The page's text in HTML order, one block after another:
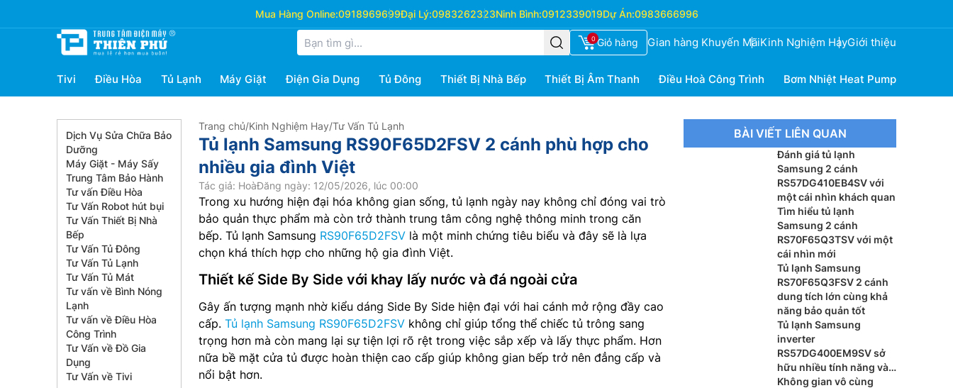
Mua Hàng Online:0918969699Đại Lý:0983262323Ninh Bình:0912339019Dự Án:0983666996
0 Giỏ hàng Gian hàng Khuyến MãiKinh Nghiệm HayGiới thiệu
Tivi Điều Hòa Tủ Lạnh Máy Giặt Điện Gia Dụng Tủ Đông Thiết Bị Nhà Bếp Thiết Bị Âm Thanh Điều Hoà Công Trình Bơm Nhiệt Heat Pump
Dịch Vụ Sửa Chữa Bảo
Dưỡng
Máy Giặt - Máy Sấy
Trung Tâm Bảo Hành
Tư vấn Điều Hòa
Tư Vấn Robot hút bụi
Tư Vấn Thiết Bị Nhà
Bếp
Tư Vấn Tủ Đông
Tư Vấn Tủ Lạnh
Tư Vấn Tủ Mát
Tư vấn về Bình Nóng
Lạnh
Tư vấn về Điều Hòa
Công Trình
Tư Vấn về Đồ Gia
Dụng
Tư Vấn về Tivi
Trang chủ/Kinh Nghiệm Hay/Tư Vấn Tủ Lạnh
Tủ lạnh Samsung RS90F65D2FSV 2 cánh phù hợp cho
nhiều gia đình Việt
Tác giả: HoàĐăng ngày: 12/05/2026, lúc 00:00
Trong xu hướng hiện đại hóa không gian sống, tủ lạnh ngày nay không chỉ đóng vai trò
bảo quản thực phẩm mà còn trở thành trung tâm công nghệ thông minh trong căn
bếp. Tủ lạnh Samsung RS90F65D2FSV là một minh chứng tiêu biểu và đây sẽ là lựa
chọn khá thích hợp cho những hộ gia đình Việt.
Thiết kế Side By Side với khay lấy nước và đá ngoài cửa
Gây ấn tượng mạnh nhờ kiểu dáng Side By Side hiện đại với hai cánh mở rộng đầy cao
cấp. Tủ lạnh Samsung RS90F65D2FSV không chỉ giúp tổng thể chiếc tủ trông sang
trọng hơn mà còn mang lại sự tiện lợi rõ rệt trong việc sắp xếp và lấy thực phẩm. Hơn
nữa bề mặt cửa tủ được hoàn thiện cao cấp giúp không gian bếp trở nên đẳng cấp và
nổi bật hơn.
BÀI VIẾT LIÊN QUAN
Đánh giá tủ lạnh
Samsung 2 cánh
RS57DG410EB4SV với
một cái nhìn khách quan
Tìm hiểu tủ lạnh
Samsung 2 cánh
RS70F65Q3TSV với một
cái nhìn mới
Tủ lạnh Samsung
RS70F65Q3FSV 2 cánh
dung tích lớn cùng khả
năng bảo quản tốt
Tủ lạnh Samsung
inverter
RS57DG400EM9SV sở
hữu nhiều tính năng và
đáng lựa chọn
Không gian vô cùng